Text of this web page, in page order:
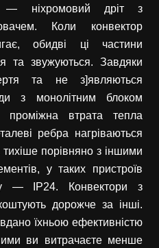
— ніхромовий дріт з
Коли конвектор
обидві ці частини
та звужуються. Завдяки
та не з]являються
з монолітним блоком
проміжна втрата тепла
ребра нагріваються
порівняно з іншими
у таких пристроїв
— IP24. Конвектори з
дорожче за інші.
їхньою ефективністю
ви витрачаєте менше